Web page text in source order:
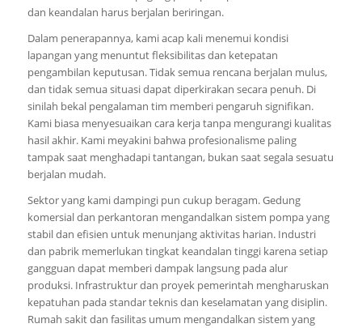
dan keandalan harus berjalan beriringan.
Dalam penerapannya, kami acap kali menemui kondisi
lapangan yang menuntut fleksibilitas dan ketepatan
pengambilan keputusan. Tidak semua rencana berjalan mulus,
dan tidak semua situasi dapat diperkirakan secara penuh. Di
sinilah bekal pengalaman tim memberi pengaruh signifikan.
Kami biasa menyesuaikan cara kerja tanpa mengurangi kualitas
hasil akhir. Kami meyakini bahwa profesionalisme paling
tampak saat menghadapi tantangan, bukan saat segala sesuatu
berjalan mudah.
Sektor yang kami dampingi pun cukup beragam. Gedung
komersial dan perkantoran mengandalkan sistem pompa yang
stabil dan efisien untuk menunjang aktivitas harian. Industri
dan pabrik memerlukan tingkat keandalan tinggi karena setiap
gangguan dapat memberi dampak langsung pada alur
produksi. Infrastruktur dan proyek pemerintah mengharuskan
kepatuhan pada standar teknis dan keselamatan yang disiplin.
Rumah sakit dan fasilitas umum mengandalkan sistem yang